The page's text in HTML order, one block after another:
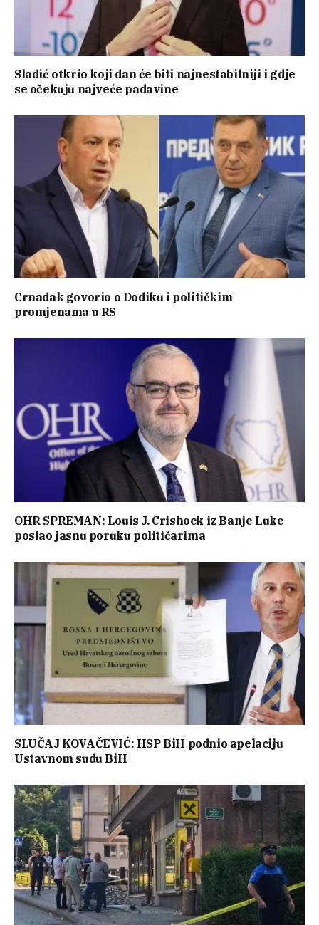
Sladić otkrio koji dan će biti najnestabilniji i gdje
se očekuju najveće padavine
Crnadak govorio o Dodiku i političkim
promjenama u RS
OHR SPREMAN: Louis J. Crishock iz Banje Luke
poslao jasnu poruku političarima
SLUČAJ KOVAČEVIĆ: HSP BiH podnio apelaciju
Ustavnom sudu BiH